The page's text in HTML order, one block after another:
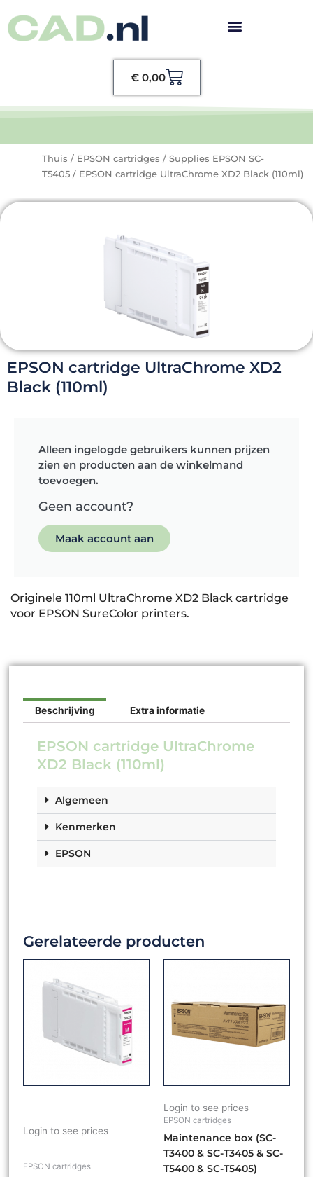
€0,00Winkelwagen
Thuis / EPSON cartridges / Supplies EPSON SC-
T5405 / EPSON cartridge UltraChrome XD2 Black (110ml)
EPSON cartridge UltraChrome XD2
Black (110ml)
Alleen ingelogde gebruikers kunnen prijzen
zien en producten aan de winkelmand
toevoegen.
Geen account?
Maak account aan
Originele 110ml UltraChrome XD2 Black cartridge
voor EPSON SureColor printers.
Beschrijving Extra informatie
EPSON cartridge UltraChrome
XD2 Black (110ml)
Algemeen
Kenmerken
EPSON
Gerelateerde producten
Login to see prices
EPSON cartridges
Login to see prices
EPSON cartridges
Maintenance box (SC-
T3400 & SC-T3405 & SC-
T5400 & SC-T5405)